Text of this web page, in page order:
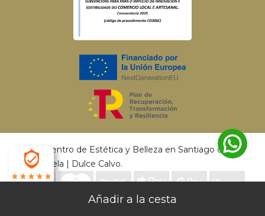
© 2026 Centro de Estética y Belleza en Santiago de
Compostela | Dulce Calvo.
MEIGASOFT. Tecnología
Envío gratis a partir de 50€ | Entrega en 24 - 72